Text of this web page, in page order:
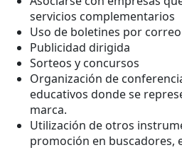
servicios complementarios
Uso de boletines por
Publicidad dirigida
Sorteos y concursos
Organización de
educativos donde se
marca.
Utilización de otros
promoción en buscadores,